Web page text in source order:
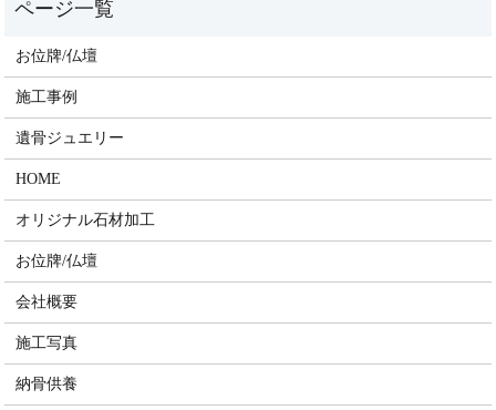
お位牌/仏壇
施工事例
遺骨ジュエリー
HOME
オリジナル石材加工
お位牌/仏壇
会社概要
施工写真
納骨供養